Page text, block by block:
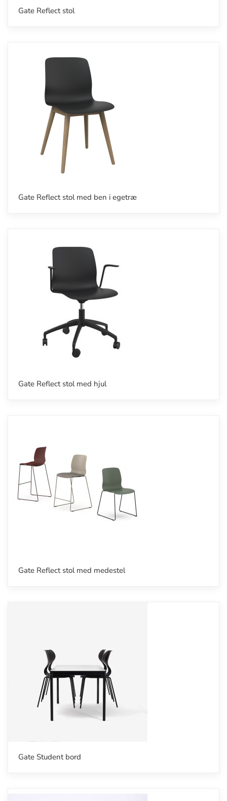
Gate Reflect stol
Gate Reflect stol med ben i egetræ
Gate Reflect stol med hjul
Gate Reflect stol med medestel
Gate Student bord